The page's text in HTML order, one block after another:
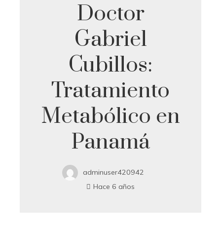
Doctor
Gabriel
Cubillos:
Tratamiento
Metabólico en
Panamá
adminuser420942
Hace 6 años